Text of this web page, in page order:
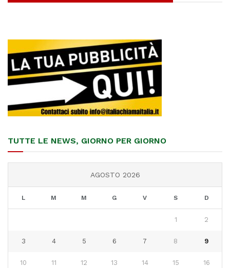
TUTTE LE NEWS, GIORNO PER GIORNO
AGOSTO 2026
L M M G V S D
1 2
3 4 5 6 7 8 9
10 11 12 13 14 15 16